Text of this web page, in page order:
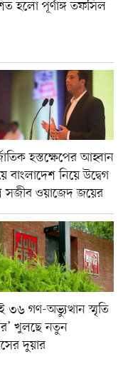
হলো পূর্ণাঙ্গ তফসিল
হস্তক্ষেপের আহ্বান
বাংলাদেশ নিয়ে উদ্বেগ
সজীব ওয়াজেদ জয়ের
৩৬ গণ-অভ্যুত্থান স্মৃতি
খুলছে নতুন
দুয়ার